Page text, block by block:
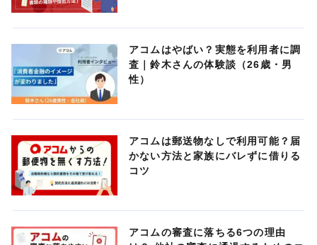
アコムはやばい？実態を利用者に調
査｜鈴木さんの体験談（26歳・男
性）
アコムは郵送物なしで利用可能？届
かない方法と家族にバレずに借りる
コツ
アコムの審査に落ちる6つの理由